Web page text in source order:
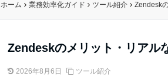
ホーム 業務効率化ガイド ツール紹介 Zendesk
Zendeskのメリット・リアル
2026年8月6日 ツール紹介